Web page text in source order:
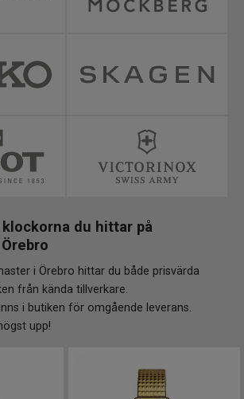
du hittar på
Örebro
i Örebro hittar du både prisvärda
från kända tillverkare.
i butiken för omgående leverans.
upp!